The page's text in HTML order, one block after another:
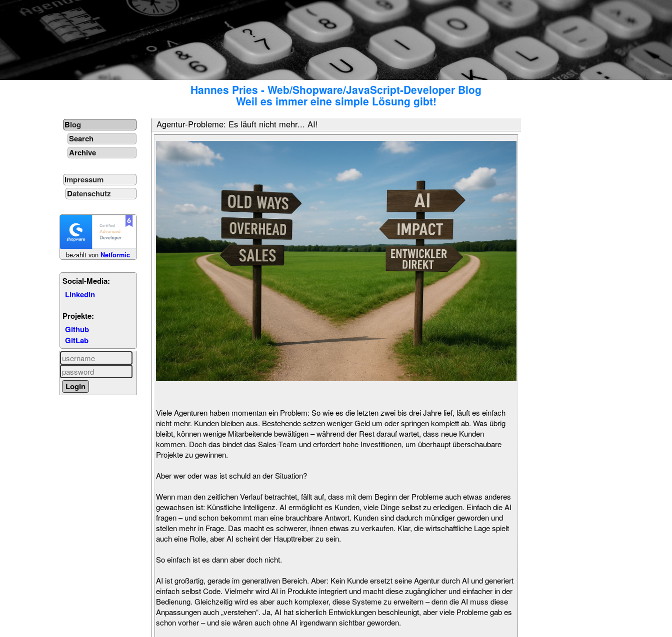
Hannes Pries - Web/Shopware/JavaScript-Developer Blog
Weil es immer eine simple Lösung gibt!
Blog
Search
Archive
Impressum
Datenschutz
bezahlt vonNetformic
Social-Media:
LinkedIn
Projekte:
Github
GitLab
Agentur-Probleme: Es läuft nicht mehr... AI!
Viele Agenturen haben momentan ein Problem: So wie es die letzten zwei bis drei Jahre lief, läuft es einfach
nicht mehr. Kunden bleiben aus. Bestehende setzen weniger Geld um oder springen komplett ab. Was übrig
bleibt, können wenige Mitarbeitende bewältigen – während der Rest darauf wartet, dass neue Kunden
kommen. Doch das bindet das Sales-Team und erfordert hohe Investitionen, um überhaupt überschaubare
Projekte zu gewinnen.
Aber wer oder was ist schuld an der Situation?
Wenn man den zeitlichen Verlauf betrachtet, fällt auf, dass mit dem Beginn der Probleme auch etwas anderes
gewachsen ist: Künstliche Intelligenz. AI ermöglicht es Kunden, viele Dinge selbst zu erledigen. Einfach die AI
fragen – und schon bekommt man eine brauchbare Antwort. Kunden sind dadurch mündiger geworden und
stellen mehr in Frage. Das macht es schwerer, ihnen etwas zu verkaufen. Klar, die wirtschaftliche Lage spielt
auch eine Rolle, aber AI scheint der Haupttreiber zu sein.
So einfach ist es dann aber doch nicht.
AI ist großartig, gerade im generativen Bereich. Aber: Kein Kunde ersetzt seine Agentur durch AI und generiert
einfach selbst Code. Vielmehr wird AI in Produkte integriert und macht diese zugänglicher und einfacher in der
Bedienung. Gleichzeitig wird es aber auch komplexer, diese Systeme zu erweitern – denn die AI muss diese
Anpassungen auch „verstehen“. Ja, AI hat sicherlich Entwicklungen beschleunigt, aber viele Probleme gab es
schon vorher – und sie wären auch ohne AI irgendwann sichtbar geworden.